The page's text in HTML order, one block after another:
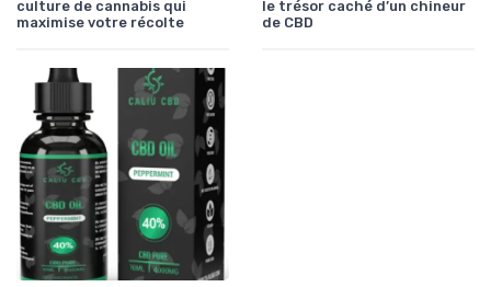
culture de cannabis qui
maximise votre récolte
le trésor caché d’un chineur
de CBD